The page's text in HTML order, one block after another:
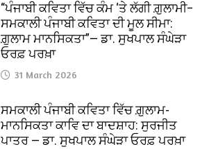
“ਪੰਜਾਬੀ ਕਵਿਤਾ ਵਿੱਚ ਕੰਮ ‘ਤੇ ਲੱਗੀ ਗ਼ੁਲਾਮੀ–
ਸਮਕਾਲੀ ਪੰਜਾਬੀ ਕਵਿਤਾ ਦੀ ਮੂਲ ਸੀਮਾ:
ਗ਼ੁਲਾਮ ਮਾਨਸਿਕਤਾ”— ਡਾ. ਸੁਖਪਾਲ ਸੰਘੇੜਾ
ਓਰਫ਼ ਪਰਖ਼ਾ
31 March 2026
ਸਮਕਾਲੀ ਪੰਜਾਬੀ ਕਵਿਤਾ ਵਿੱਚ ਗ਼ੁਲਾਮ-
ਮਾਨਸਿਕਤਾ ਕਾਵਿ ਦਾ ਬਾਦਸ਼ਾਹ: ਸੁਰਜੀਤ
ਪਾਤਰ — ਡਾ. ਸੁਖਪਾਲ ਸੰਘੇੜਾ ਓਰਫ਼ ਪਰਖ਼ਾ